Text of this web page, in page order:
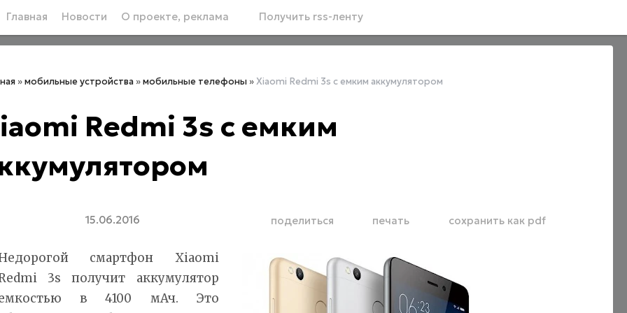
Главная Новости О проекте, реклама Получить rss-ленту
»мобильные устройства »мобильные телефоны »Xiaomi Redmi 3s с емким аккумулятором
Redmi 3s с емким
15.06.2016 поделиться печать сохранить как pdf
смартфон Xiaomi
3s получит аккумулятор
в 4100 мАч. Это